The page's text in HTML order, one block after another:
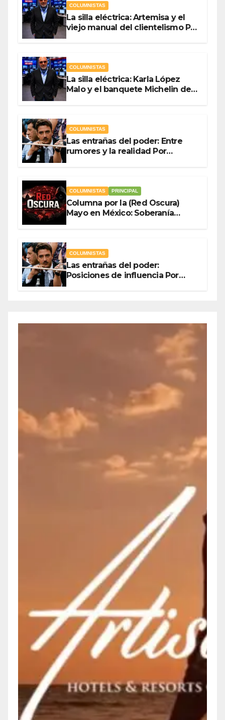
COLUMNISTAS
La silla eléctrica: Artemisa y el
viejo manual del clientelismo Por
COLUMNISTAS
La silla eléctrica: Karla López
Malo y el banquete Michelin del
COLUMNISTAS
Las entrañas del poder: Entre
rumores y la realidad Por
COLUMNISTAS PRINCIPAL
Columna por la (Red Oscura)
Mayo en México: Soberanía
COLUMNISTAS
Las entrañas del poder:
Posiciones de influencia Por